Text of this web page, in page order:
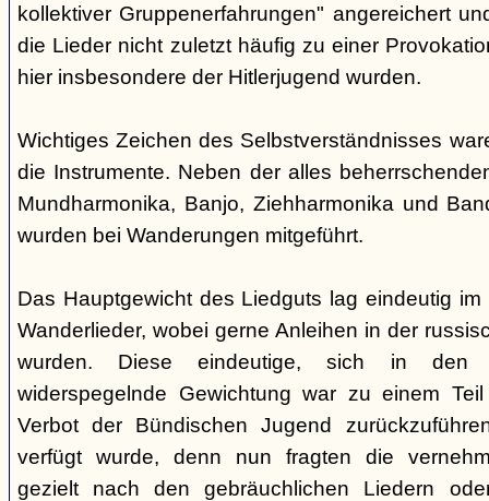
kollektiver Gruppenerfahrungen" angereichert
die Lieder nicht zuletzt häufig zu einer
hier insbesondere der Hitlerjugend wurden.
Wichtiges Zeichen des Selbstverständnisses
die Instrumente. Neben der alles
Mundharmonika, Banjo, Ziehharmonika und
wurden bei Wanderungen mitgeführt.
Das Hauptgewicht des Liedguts lag eindeutig
Wanderlieder, wobei gerne Anleihen in der
wurden. Diese eindeutige, sich in den
widerspegelnde Gewichtung war zu einem
Verbot der Bündischen Jugend
verfügt wurde, denn nun fragten die
gezielt nach den gebräuchlichen Liedern